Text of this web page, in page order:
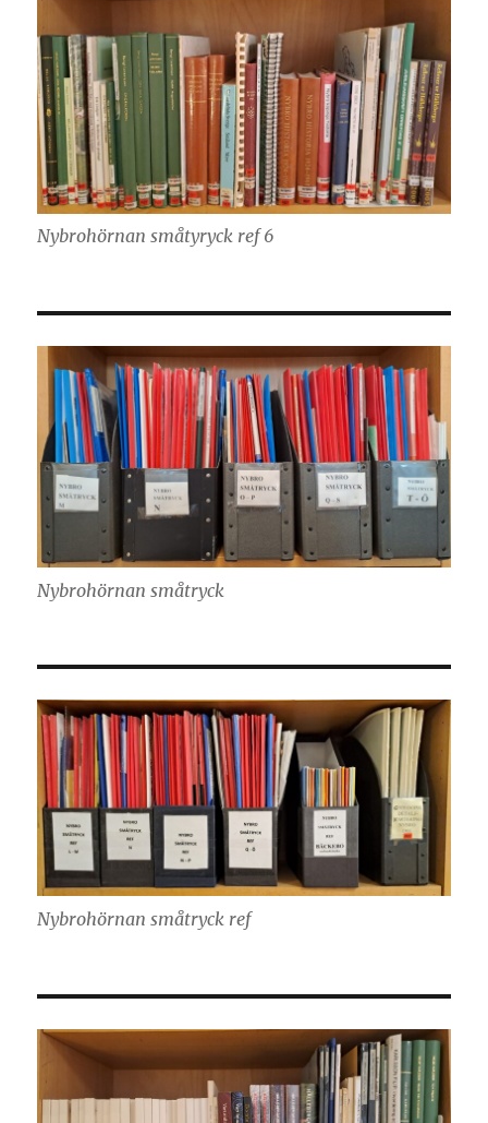
Nybrohörnan småtyryck ref 6
Nybrohörnan småtryck
Nybrohörnan småtryck ref